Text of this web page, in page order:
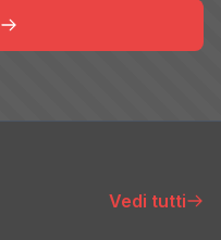
Vedi tutti